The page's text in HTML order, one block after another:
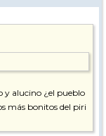
y alucino ¿el pueblo
más bonitos del piri